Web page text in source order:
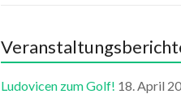
Ludovicen zum Golf! 18. April